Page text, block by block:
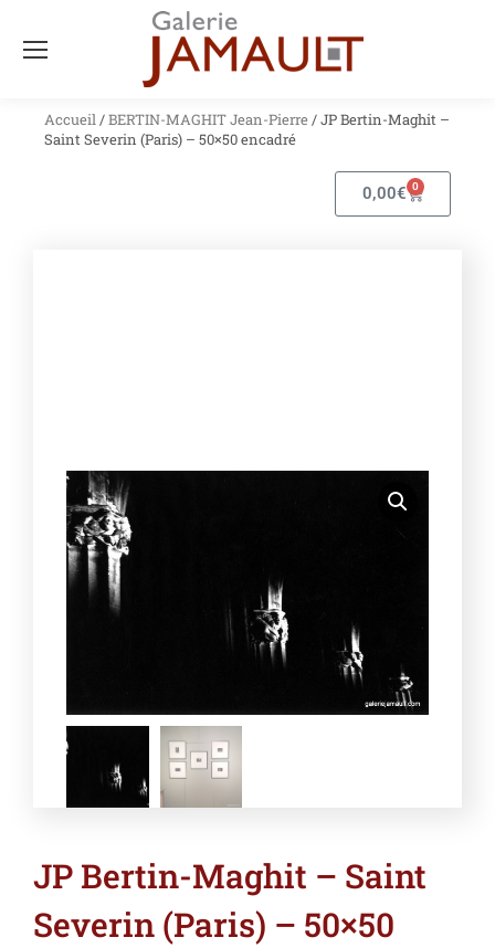
Accueil/BERTIN-MAGHIT Jean-Pierre/ JP Bertin-Maghit –
Saint Severin (Paris) – 50×50 encadré
0,00€ 0
JP Bertin-Maghit – Saint
Severin (Paris) – 50×50